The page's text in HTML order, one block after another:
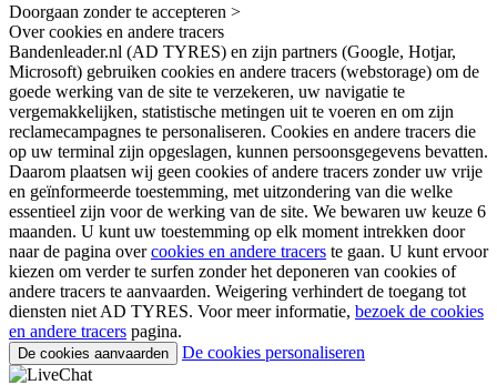
Doorgaan zonder te accepteren >
Over cookies en andere tracers
Bandenleader.nl (AD TYRES) en zijn partners (Google, Hotjar,
Microsoft) gebruiken cookies en andere tracers (webstorage) om de
goede werking van de site te verzekeren, uw navigatie te
vergemakkelijken, statistische metingen uit te voeren en om zijn
reclamecampagnes te personaliseren. Cookies en andere tracers die
op uw terminal zijn opgeslagen, kunnen persoonsgegevens bevatten.
Daarom plaatsen wij geen cookies of andere tracers zonder uw vrije
en geïnformeerde toestemming, met uitzondering van die welke
essentieel zijn voor de werking van de site. We bewaren uw keuze 6
maanden. U kunt uw toestemming op elk moment intrekken door
naar de pagina overcookies en andere tracers te gaan. U kunt ervoor
kiezen om verder te surfen zonder het deponeren van cookies of
andere tracers te aanvaarden. Weigering verhindert de toegang tot
diensten niet AD TYRES. Voor meer informatie, bezoek de cookies
en andere tracers pagina.
De cookies aanvaarden De cookies personaliseren